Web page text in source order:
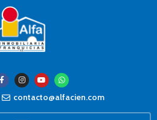
contacto@alfacien.com